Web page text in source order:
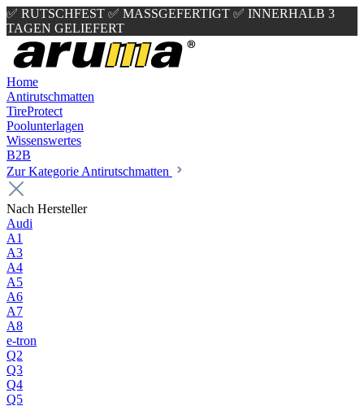
✅ RUTSCHFEST ✅ MASSGEFERTIGT ✅ INNERHALB 3
TAGEN GELIEFERT
Home
Antirutschmatten
TireProtect
Poolunterlagen
Wissenswertes
B2B
Zur Kategorie Antirutschmatten
Nach Hersteller
Audi
A1
A3
A4
A5
A6
A7
A8
e-tron
Q2
Q3
Q4
Q5